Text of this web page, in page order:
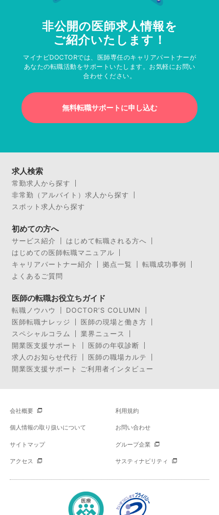
非公開の医師求人情報を
ご紹介いたします！
マイナビDOCTORでは、医師専任のキャリアパートナーが
あなたの転職活動をサポートいたします。お気軽にお問い
合わせください。
無料転職サポートに申し込む
求人検索
常勤求人から探す
非常勤（アルバイト）求人から探す
スポット求人から探す
初めての方へ
サービス紹介
はじめて転職される方へ
はじめての医師転職マニュアル
キャリアパートナー紹介
拠点一覧
転職成功事例
よくあるご質問
医師の転職お役立ちガイド
転職ノウハウ
DOCTOR’S COLUMN
医師転職ナレッジ
医師の現場と働き方
スペシャルコラム
業界ニュース
開業医支援サポート
医師の年収診断
求人のお知らせ代行
医師の職場カルテ
開業医支援サポート ご利用者インタビュー
会社概要 利用規約
個人情報の取り扱いについて お問い合わせ
サイトマップ グループ企業
アクセス サスティナビリティ